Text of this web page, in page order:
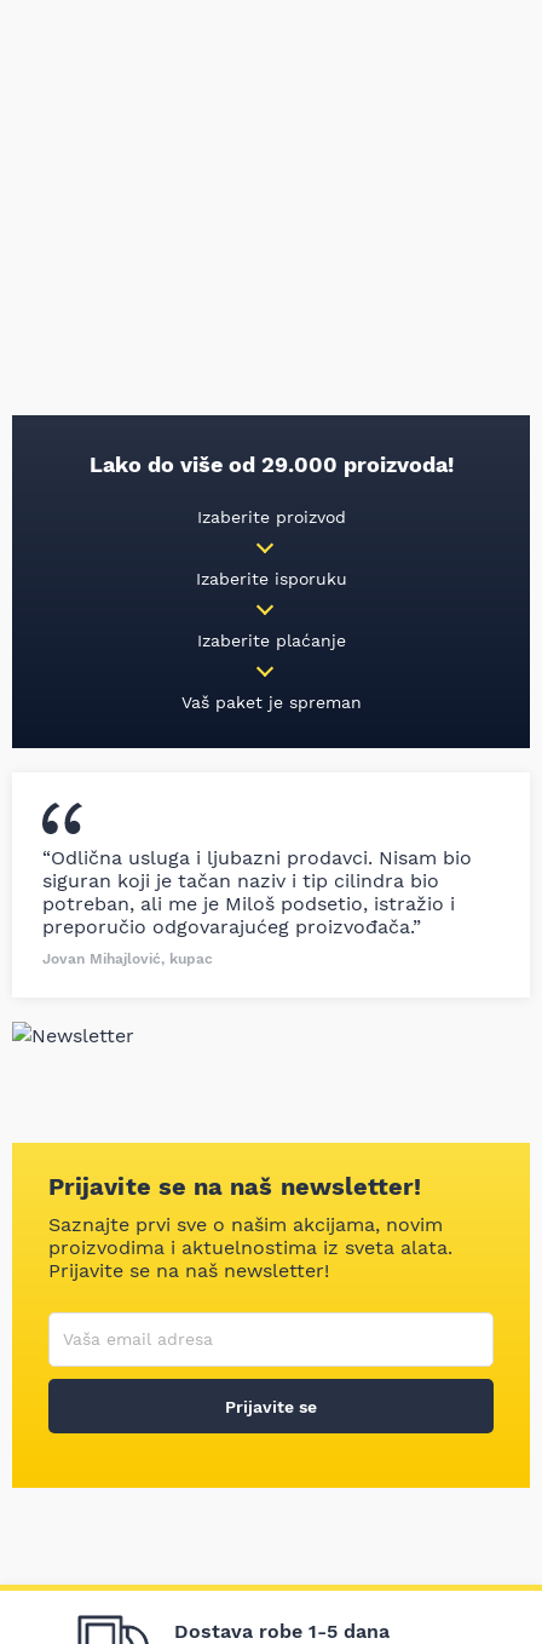
Lako do više od 29.000 proizvoda!
Izaberite proizvod
Izaberite isporuku
Izaberite plaćanje
Vaš paket je spreman
“Odlična usluga i ljubazni prodavci. Nisam bio
siguran koji je tačan naziv i tip cilindra bio
potreban, ali me je Miloš podsetio, istražio i
preporučio odgovarajućeg proizvođača.”
Jovan Mihajlović, kupac
Prijavite se na naš newsletter!
Saznajte prvi sve o našim akcijama, novim
proizvodima i aktuelnostima iz sveta alata.
Prijavite se na naš newsletter!
Korisničko ime
Vaša email adresa
Prijavite se
Dostava robe 1-5 dana